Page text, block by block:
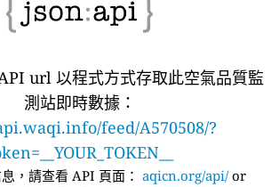
url 以程式方式存取此空氣品質監
測站即時數據：
feed/A570508/?
，請查看 API 頁面： aqicn.org/api/or